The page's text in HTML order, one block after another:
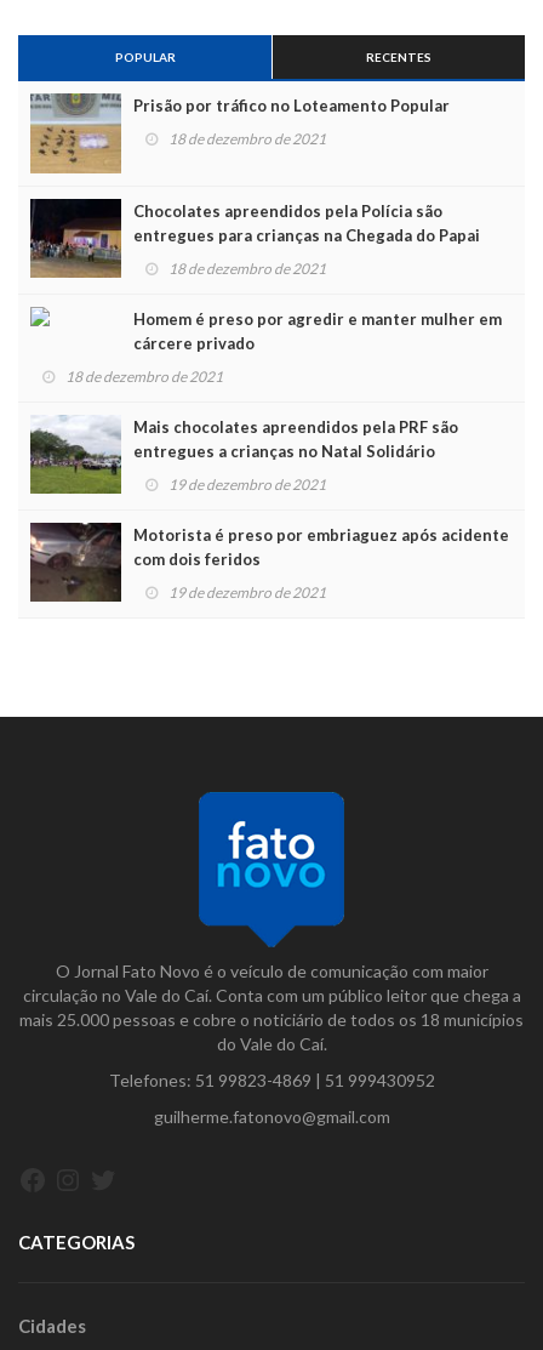
POPULAR RECENTES
Prisão por tráfico no Loteamento Popular
18 de dezembro de 2021
Chocolates apreendidos pela Polícia são
entregues para crianças na Chegada do Papai
Noel
18 de dezembro de 2021
Homem é preso por agredir e manter mulher em
cárcere privado
18 de dezembro de 2021
Mais chocolates apreendidos pela PRF são
entregues a crianças no Natal Solidário
19 de dezembro de 2021
Motorista é preso por embriaguez após acidente
com dois feridos
19 de dezembro de 2021
O Jornal Fato Novo é o veículo de comunicação com maior
circulação no Vale do Caí. Conta com um público leitor que chega a
mais 25.000 pessoas e cobre o noticiário de todos os 18 municípios
do Vale do Caí.
Telefones: 51 99823-4869 | 51 999430952
guilherme.fatonovo@gmail.com
CATEGORIAS
Cidades